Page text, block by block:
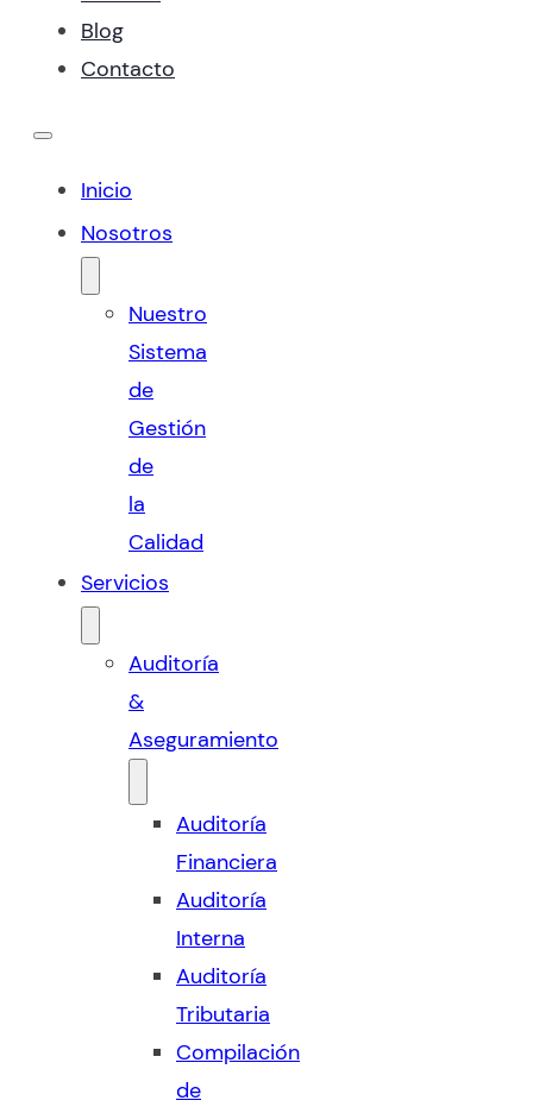
Blog
Contacto
Inicio
Nosotros
Nuestro
Sistema
de
Gestión
de
la
Calidad
Servicios
Auditoría
&
Aseguramiento
Auditoría
Financiera
Auditoría
Interna
Auditoría
Tributaria
Compilación
de